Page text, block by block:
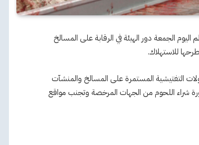
اليوم الجمعة دور الهيئة في الرقابة على المسالخ
للاستهلاك.
التفتيشية المستمرة على المسالخ والمنشآت
شراء اللحوم من الجهات المرخصة وتجنب مواقع